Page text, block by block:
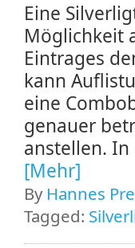
Eine
Möglichkeit
Eintrages
kann
eine
genauer
anstellen.
[Mehr]
By Hannes
Tagged: